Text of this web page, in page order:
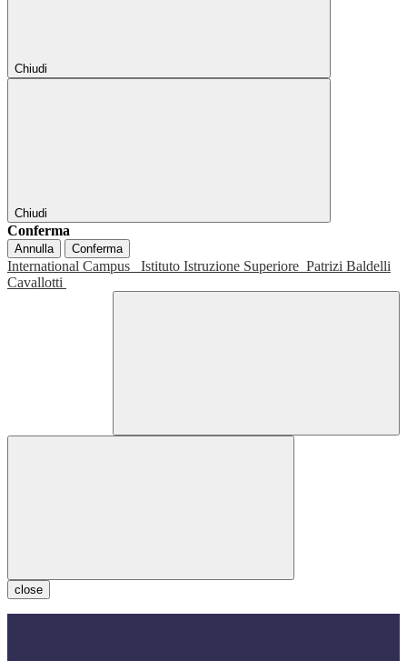
Chiudi
Chiudi
Conferma
Annulla Conferma
International Campus Istituto Istruzione Superiore Patrizi Baldelli
Cavallotti
close